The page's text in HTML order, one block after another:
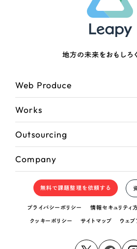
地方の未来をおもしろ
Web Produce
Works
Outsourcing
Company
無料で課題整理を依頼する
プライバシーポリシー 情報セキュリティ
クッキーポリシー サイトマップ ウェ